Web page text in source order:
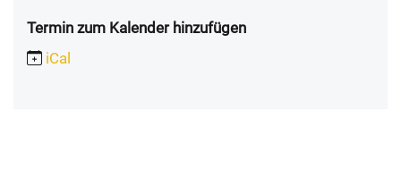
Termin zum Kalender hinzufügen
iCal